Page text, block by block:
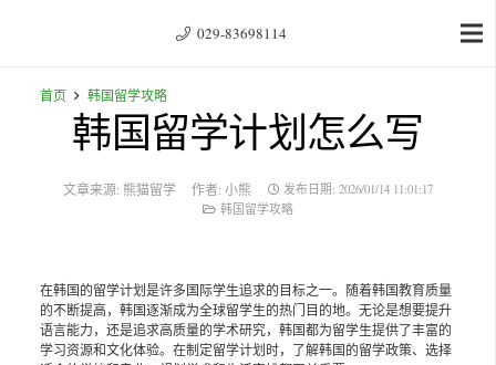
029-83698114
首页 韩国留学攻略
韩国留学计划怎么写
文章来源: 熊猫留学 作者:小熊 发布日期: 2026/01/14 11:01:17
韩国留学攻略
在韩国的留学计划是许多国际学生追求的目标之一。随着韩国教育质量
的不断提高，韩国逐渐成为全球留学生的热门目的地。无论是想要提升
语言能力，还是追求高质量的学术研究，韩国都为留学生提供了丰富的
学习资源和文化体验。在制定留学计划时，了解韩国的留学政策、选择